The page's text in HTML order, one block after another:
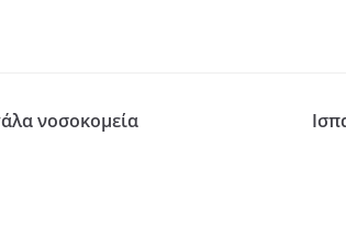
νοσοκομεία